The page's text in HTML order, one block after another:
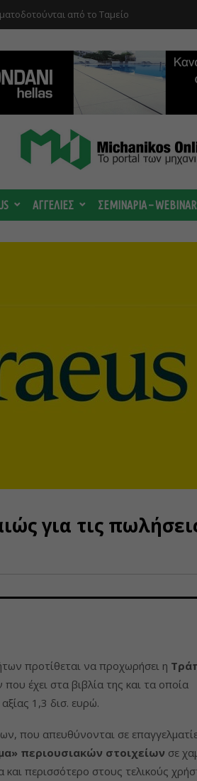
από το Ταμείο
οι συζητήσεις για το Data
ΑΓΓΕΛΙΕΣ ΣΕΜΙΝΑΡΙΑ –
για τις
προτίθεται να προχωρήσει η
έχει στα βιβλία της και τα οποία
1,3 δισ. ευρώ.
που απευθύνονται σε
περιουσιακών στοιχείων σε
περισσότερο στους τελικούς